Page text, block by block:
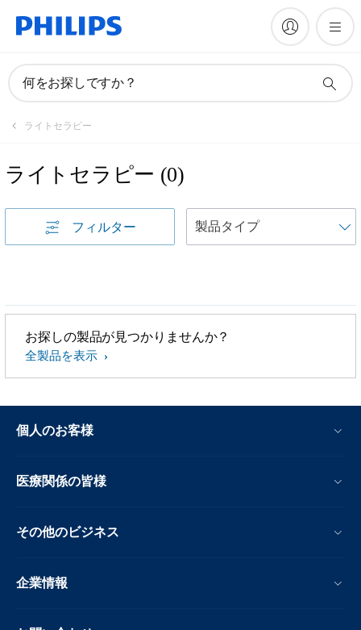
何をお探しですか？
ライトセラピー
ライトセラピー (0)
フィルター
お探しの製品が見つかりませんか？
全製品を表示
個人のお客様
医療関係の皆様
その他のビジネス
企業情報